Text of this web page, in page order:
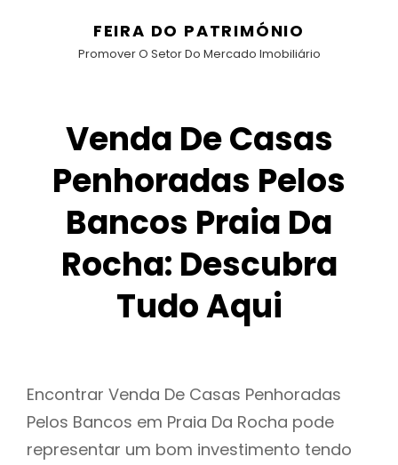
FEIRA DO PATRIMÓNIO
Promover O Setor Do Mercado Imobiliário
Venda De Casas
Penhoradas Pelos
Bancos Praia Da
Rocha: Descubra
Tudo Aqui
Encontrar Venda De Casas Penhoradas
Pelos Bancos em Praia Da Rocha pode
representar um bom investimento tendo